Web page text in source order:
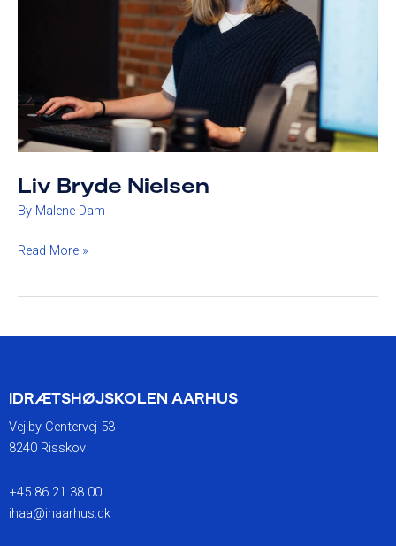
Liv Bryde Nielsen
By Malene Dam
Read More »
IDRÆTSHØJSKOLEN AARHUS
Vejlby Centervej 53
8240 Risskov
+45 86 21 38 00
ihaa@ihaarhus.dk